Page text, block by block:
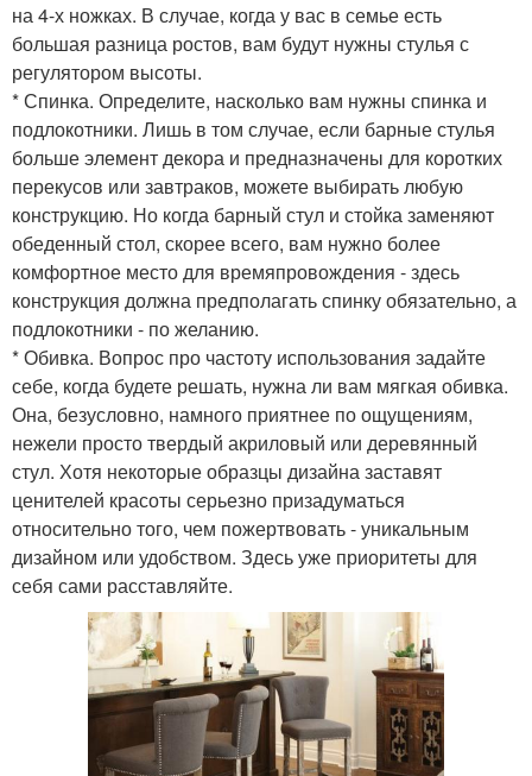
на 4-х ножках. В случае, когда у вас в семье есть
большая разница ростов, вам будут нужны стулья с
регулятором высоты.
* Спинка. Определите, насколько вам нужны спинка и
подлокотники. Лишь в том случае, если барные стулья
больше элемент декора и предназначены для коротких
перекусов или завтраков, можете выбирать любую
конструкцию. Но когда барный стул и стойка заменяют
обеденный стол, скорее всего, вам нужно более
комфортное место для времяпровождения - здесь
конструкция должна предполагать спинку обязательно, а
подлокотники - по желанию.
* Обивка. Вопрос про частоту использования задайте
себе, когда будете решать, нужна ли вам мягкая обивка.
Она, безусловно, намного приятнее по ощущениям,
нежели просто твердый акриловый или деревянный
стул. Хотя некоторые образцы дизайна заставят
ценителей красоты серьезно призадуматься
относительно того, чем пожертвовать - уникальным
дизайном или удобством. Здесь уже приоритеты для
себя сами расставляйте.